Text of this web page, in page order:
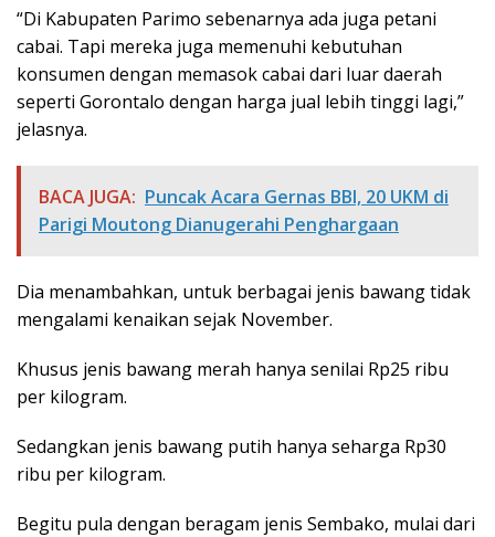
“Di Kabupaten Parimo sebenarnya ada juga petani
cabai. Tapi mereka juga memenuhi kebutuhan
konsumen dengan memasok cabai dari luar daerah
seperti Gorontalo dengan harga jual lebih tinggi lagi,”
jelasnya.
BACA JUGA: Puncak Acara Gernas BBI, 20 UKM di
Parigi Moutong Dianugerahi Penghargaan
Dia menambahkan, untuk berbagai jenis bawang tidak
mengalami kenaikan sejak November.
Khusus jenis bawang merah hanya senilai Rp25 ribu
per kilogram.
Sedangkan jenis bawang putih hanya seharga Rp30
ribu per kilogram.
Begitu pula dengan beragam jenis Sembako, mulai dari